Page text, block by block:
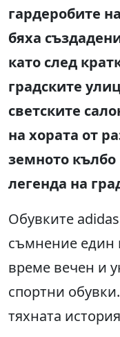
гардеробите на
бяха
като след
градските
светските
на хората от
земното кълбо
легенда на
Обувките
съмнение един
време вечен и
спортни
тяхната